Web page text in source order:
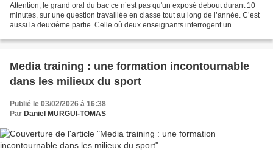
Attention, le grand oral du bac ce n’est pas qu'un exposé debout durant 10
minutes, sur une question travaillée en classe tout au long de l’année. C’est
aussi la deuxième partie. Celle où deux enseignants interrogent un
Media training : une formation incontournable
dans les milieux du sport
Publié le 03/02/2026 à 16:38
Par Daniel MURGUI-TOMAS